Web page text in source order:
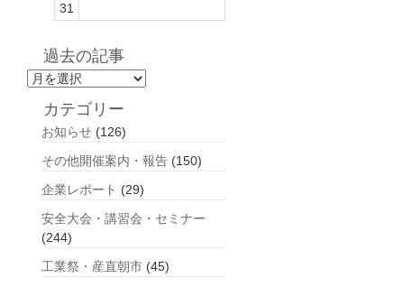
31
過去の記事
過
カテゴリー
お知らせ (126)
その他開催案内・報告 (150)
企業レポート (29)
安全大会・講習会・セミナー
(244)
工業祭・産直朝市 (45)